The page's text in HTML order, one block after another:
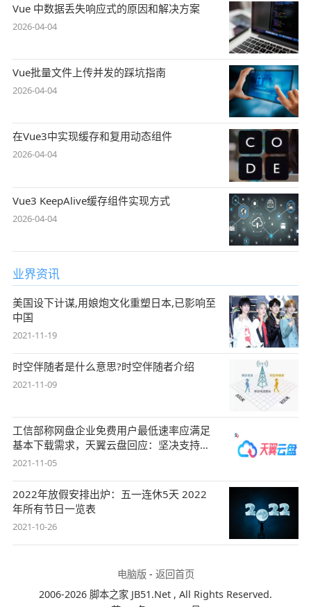
Vue 中数据丢失响应式的原因和解决方案
2026-04-04
Vue批量文件上传并发的踩坑指南
2026-04-04
在Vue3中实现缓存和复用动态组件
2026-04-04
Vue3 KeepAlive缓存组件实现方式
2026-04-04
业界资讯
美国设下计谋,用娘炮文化重塑日本,已影响至
中国
2021-11-19
时空伴随者是什么意思?时空伴随者介绍
2021-11-09
工信部称网盘企业免费用户最低速率应满足
基本下载需求，天翼云盘回应：坚决支持，
始终
2021-11-05
2022年放假安排出炉：五一连休5天 2022
年所有节日一览表
2021-10-26
电脑版- 返回首页
2006-2026 脚本之家 JB51.Net , All Rights Reserved.